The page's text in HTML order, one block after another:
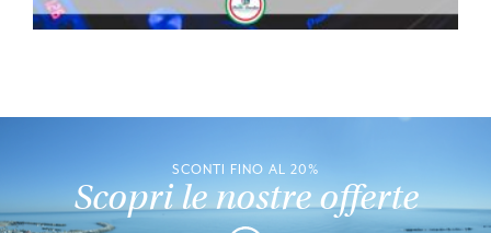
SCONTI FINO AL 20%
Scopri le nostre offerte